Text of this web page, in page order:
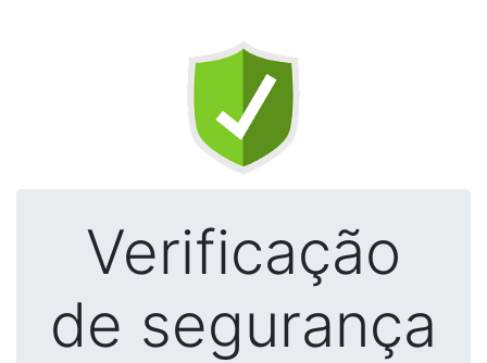
Verificação
de segurança